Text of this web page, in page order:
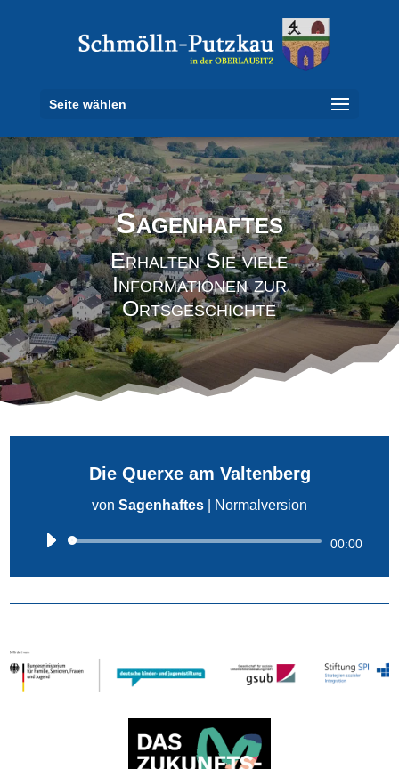
Seite wählen
Sagenhaftes
Erhalten Sie viele
Informationen zur
Ortsgeschichte
Die Querxe am Valtenberg
von Sagenhaftes Normalversion
Audio-
00:00